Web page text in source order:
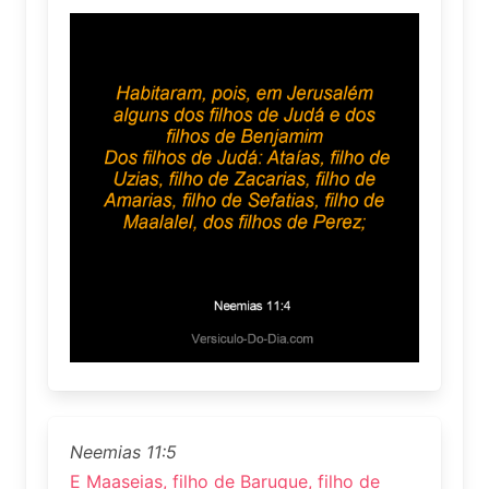
Neemias 11:5
E Maaseias, filho de Baruque, filho de